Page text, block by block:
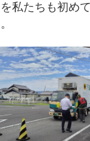
私たちも初め